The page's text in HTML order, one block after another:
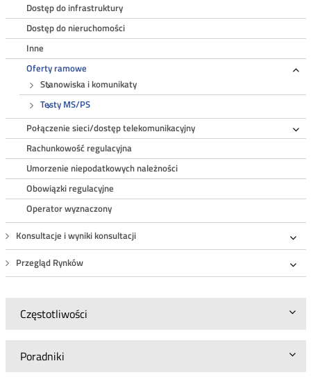
Dostęp do infrastruktury
Dostęp do nieruchomości
Inne
Oferty ramowe
Stanowiska i komunikaty
Testy MS/PS
Połączenie sieci/dostęp telekomunikacyjny
Rachunkowość regulacyjna
Umorzenie niepodatkowych należności
Obowiązki regulacyjne
Operator wyznaczony
Konsultacje i wyniki konsultacji
Przegląd Rynków
Częstotliwości
Poradniki